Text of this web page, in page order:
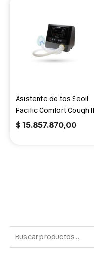
Asistente de tos Seoil
Pacific Comfort Cough II
$15.857.870,00